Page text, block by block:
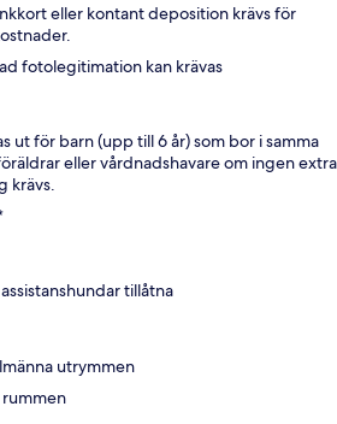
eller kontant deposition krävs för
fotolegitimation kan krävas
ut för barn (upp till 6 år) som bor i samma
eller vårdnadshavare om ingen extra
krävs.
tillåtna
utrymmen